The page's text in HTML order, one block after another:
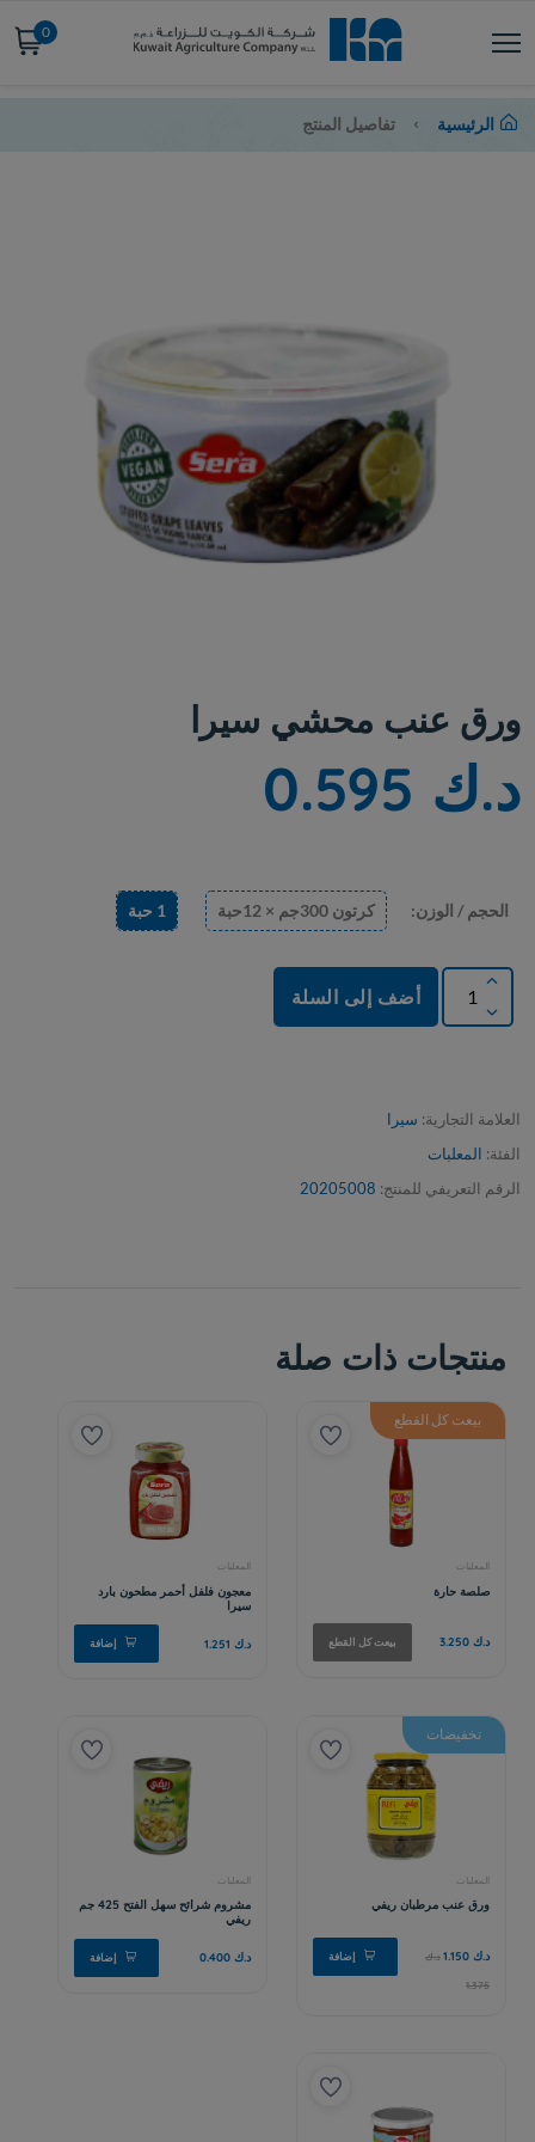
0
الرئيسية تفاصيل المنتج
ورق عنب محشي سيرا
د.ك 0.595
الحجم / الوزن: كرتون 300جم × 12حبة 1 حبة
أضف إلى السلة
العلامة التجارية: سيرا
الفئة: المعلبات
الرقم التعريفي للمنتج: 20205008
منتجات ذات صلة
بيعت كل القطع
تخفيضات